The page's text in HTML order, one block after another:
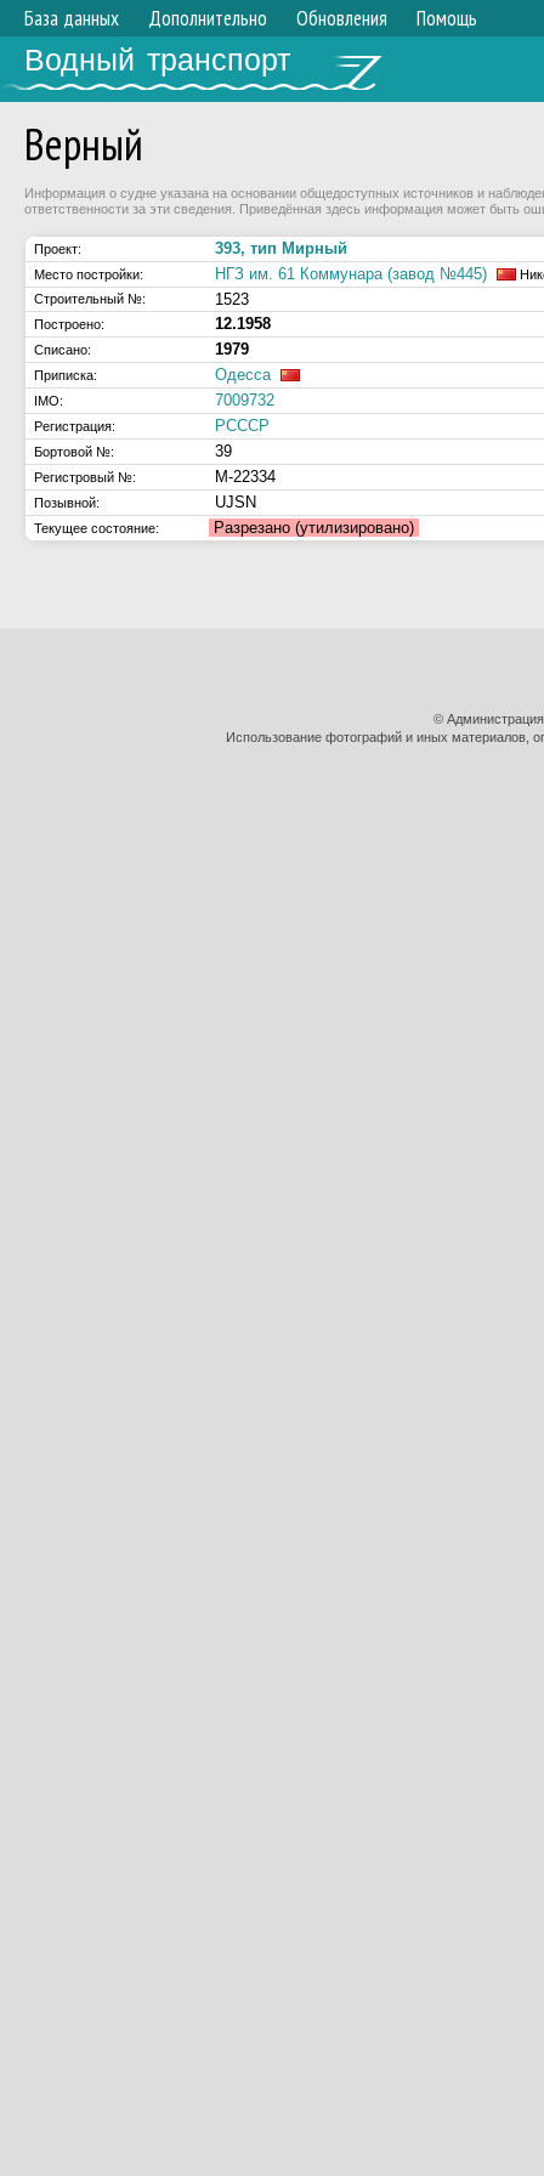
База данных Дополнительно Обновления Помощь
Водный транспорт
Верный
Информация о судне указана на основании общедоступных источников и
ответственности за эти сведения. Приведённая здесь информация может быть
Проект: 393, тип Мирный
Место постройки: НГЗ им. 61 Коммунара (завод №445)
Строительный №:
1523
Построено: 12.1958
Списано: 1979
Приписка: Одесса
IMO: 7009732
Регистрация: РСССР
Бортовой №: 39
Регистровый №: М-22334
Позывной: UJSN
Текущее состояние: Разрезано (утилизировано)
©
Использование фотографий и иных материалов,